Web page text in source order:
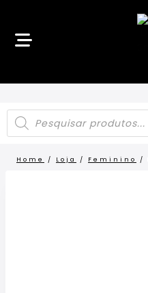
Home / Loja / Feminino /